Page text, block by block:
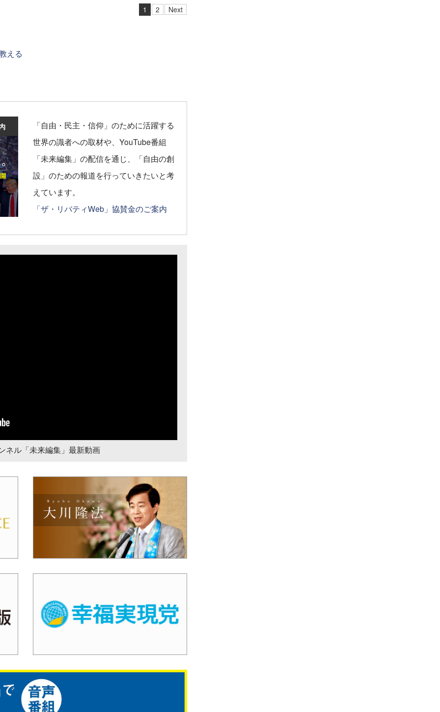
1 2 Next
える
「自由・民主・信仰」のために活躍する
世界の識者への取材や、YouTube番組
「未来編集」の配信を通じ、「自由の創
設」のための報道を行っていきたいと考
えています。
「ザ・リバティWeb」協賛金のご案内
ネル「未来編集」最新動画